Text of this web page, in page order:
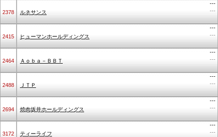
2378 ルネサンス
---
---
2415 ヒューマンホールディングス
---
---
2464 Ａｏｂａ－ＢＢＴ
---
---
2488 ＪＴＰ
---
---
2694 焼肉坂井ホールディングス
---
---
3172 ティーライフ
---
---